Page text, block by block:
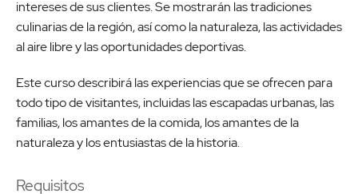
intereses de sus clientes. Se mostrarán las tradiciones
culinarias de la región, así como la naturaleza, las actividades
al aire libre y las oportunidades deportivas.
Este curso describirá las experiencias que se ofrecen para
todo tipo de visitantes, incluidas las escapadas urbanas, las
familias, los amantes de la comida, los amantes de la
naturaleza y los entusiastas de la historia.
Requisitos